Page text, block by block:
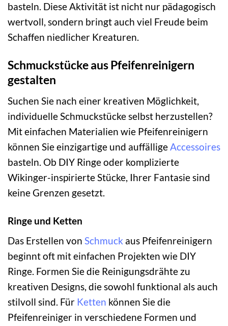
basteln. Diese Aktivität ist nicht nur pädagogisch
wertvoll, sondern bringt auch viel Freude beim
Schaffen niedlicher Kreaturen.
Schmuckstücke aus Pfeifenreinigern
gestalten
Suchen Sie nach einer kreativen Möglichkeit,
individuelle Schmuckstücke selbst herzustellen?
Mit einfachen Materialien wie Pfeifenreinigern
können Sie einzigartige und auffälligeAccessoires
basteln. Ob DIY Ringe oder komplizierte
Wikinger-inspirierte Stücke, Ihrer Fantasie sind
keine Grenzen gesetzt.
Ringe und Ketten
Das Erstellen von Schmuck aus Pfeifenreinigern
beginnt oft mit einfachen Projekten wie DIY
Ringe. Formen Sie die Reinigungsdrähte zu
kreativen Designs, die sowohl funktional als auch
stilvoll sind. Für Ketten können Sie die
Pfeifenreiniger in verschiedene Formen und